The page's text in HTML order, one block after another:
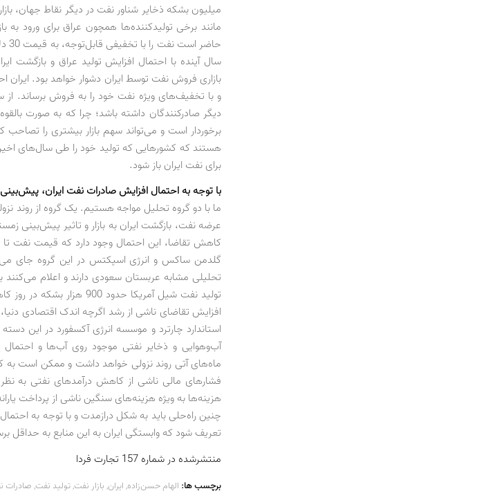
میلیون بشکه ذخایر شناور نفت در دیگر نقاط جهان،
مانند برخی تولیدکننده‌ها همچون عراق برای ورود به
سال آینده با احتمال افزایش تولید عراق و بازگشت
بازاری فروش نفت توسط ایران دشوار خواهد بود. ایران
و با تخفیف‌های ویژه نفت خود را به فروش برساند.
دیگر صادرکنندگان داشته باشد؛ چرا که به صورت
برخوردار است و می‌تواند سهم بازار بیشتری را
هستند که کشورهایی که تولید خود را طی سال‌های اخیر
برای نفت ایران باز شود.
با توجه به احتمال افزایش صادرات نفت ایران،
ما با دو گروه تحلیل مواجه هستیم. یک گروه از روند
عرضه نفت، بازگشت ایران به بازار و تاثیر پیش‌بینی
گلدمن ساکس و انرژی اسپکتس در این گروه جای
تولید نفت شیل آمریکا حدود
افزایش تقاضای ناشی از رشد اگرچه اندک اقتصادی
استاندارد چارترد و موسسه انرژی آکسفورد در این
آب‌وهوایی و ذخایر نفتی موجود روی آب‌ها و
فشارهای مالی ناشی از کاهش درآمدهای نفتی به
هزینه‌ها به ویژه هزینه‌های سنگین ناشی از پرداخت
چنین راه‌حلی باید به شکل درازمدت و با توجه به
تعریف شود که وابستگی ایران به این منابع به حداقل
منتشرشده در شماره 157 تجارت فردا
برچسب ها: الهام حسن‌زاده,ایران,بازار نفت,تولید نفت,صادرات